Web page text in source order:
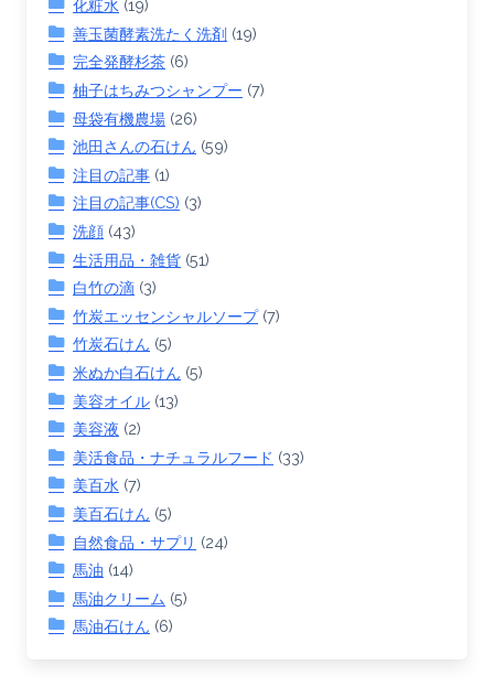
化粧水 (19)
善玉菌酵素洗たく洗剤 (19)
完全発酵杉茶 (6)
柚子はちみつシャンプー (7)
母袋有機農場 (26)
池田さんの石けん (59)
注目の記事 (1)
注目の記事(CS) (3)
洗顔 (43)
生活用品・雑貨 (51)
白竹の滴 (3)
竹炭エッセンシャルソープ(7)
竹炭石けん (5)
米ぬか白石けん (5)
美容オイル (13)
美容液 (2)
美活食品・ナチュラルフード (33)
美百水 (7)
美百石けん (5)
自然食品・サプリ (24)
馬油 (14)
馬油クリーム (5)
馬油石けん (6)